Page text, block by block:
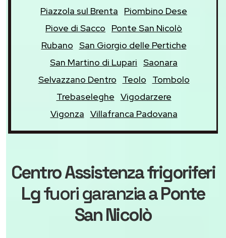
Piazzola sul Brenta
Piombino Dese
Piove di Sacco
Ponte San Nicolò
Rubano San Giorgio delle Pertiche
San Martino di Lupari Saonara
Selvazzano Dentro
Teolo
Tombolo
Trebaseleghe Vigodarzere
Vigonza Villafranca Padovana
Centro Assistenza frigoriferi
Lgfuori garanziaa Ponte
San Nicolò